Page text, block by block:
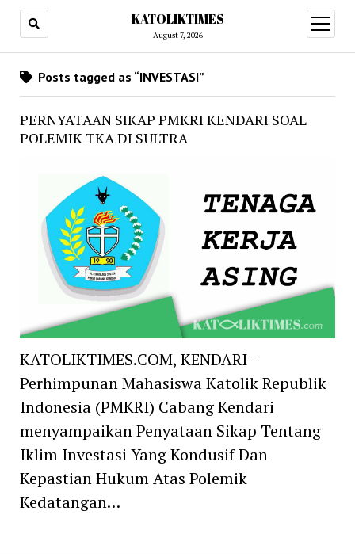
KATOLIKTIMES
August 7, 2026
open
menu
Posts tagged as “INVESTASI”
PERNYATAAN SIKAP PMKRI KENDARI SOAL
POLEMIK TKA DI SULTRA
KATOLIKTIMES.COM, KENDARI –
Perhimpunan Mahasiswa Katolik Republik
Indonesia (PMKRI) Cabang Kendari
menyampaikan Penyataan Sikap Tentang
Iklim Investasi Yang Kondusif Dan
Kepastian Hukum Atas Polemik
Kedatangan…